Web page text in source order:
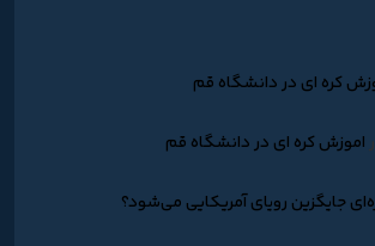
کره ای در دانشگاه قم
اموزش کره ای در دانشگاه قم
جایگزین رویای آمریکایی می‌شود؟